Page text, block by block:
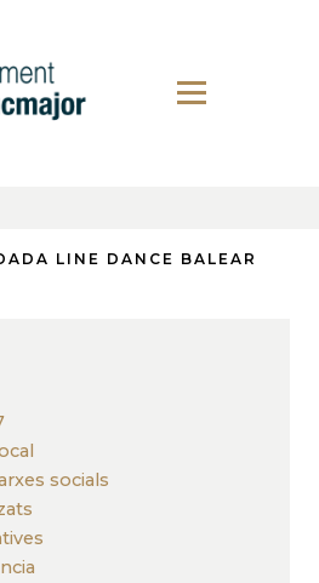
LINE DANCE BALEAR
socials